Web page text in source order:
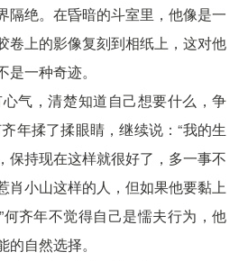
隔绝。在昏暗的斗室里，他像是一
卷上的影像复刻到相纸上，这对他
一种奇迹。
气，清楚知道自己想要什么，争
年揉了揉眼睛，继续说：“我的生
保持现在这样就很好了，多一事不
肖小山这样的人，但如果他要黏上
齐年不觉得自己是懦夫行为，他
自然选择。